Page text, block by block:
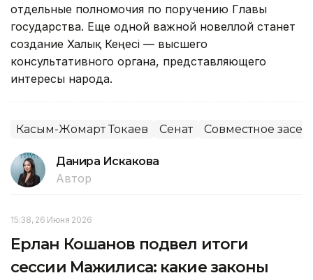
отдельные полномочия по поручению Главы
государства. Еще одной важной новеллой станет
создание Халық Кеңесі — высшего
консультативного органа, представляющего
интересы народа.
Касым-Жомарт Токаев Сенат Совместное
Данира Искакова
Автор
15:38, 26 Июня 2026
Ерлан Кошанов подвел итоги
сессии Мажилиса: какие законы